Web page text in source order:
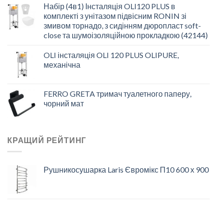
Набір (4в1) Інсталяція OLI120 PLUS в
комплекті з унітазом підвісним RONIN зі
змивом торнадо, з сидінням дюропласт soft-
close та шумоізоляційною прокладкою (42144)
OLI інсталяція OLI 120 PLUS OLIPURE,
механічна
FERRO GRETA тримач туалетного паперу,
чорний мат
КРАЩИЙ РЕЙТИНГ
Рушникосушарка Laris Євромікс П10 600 х 900